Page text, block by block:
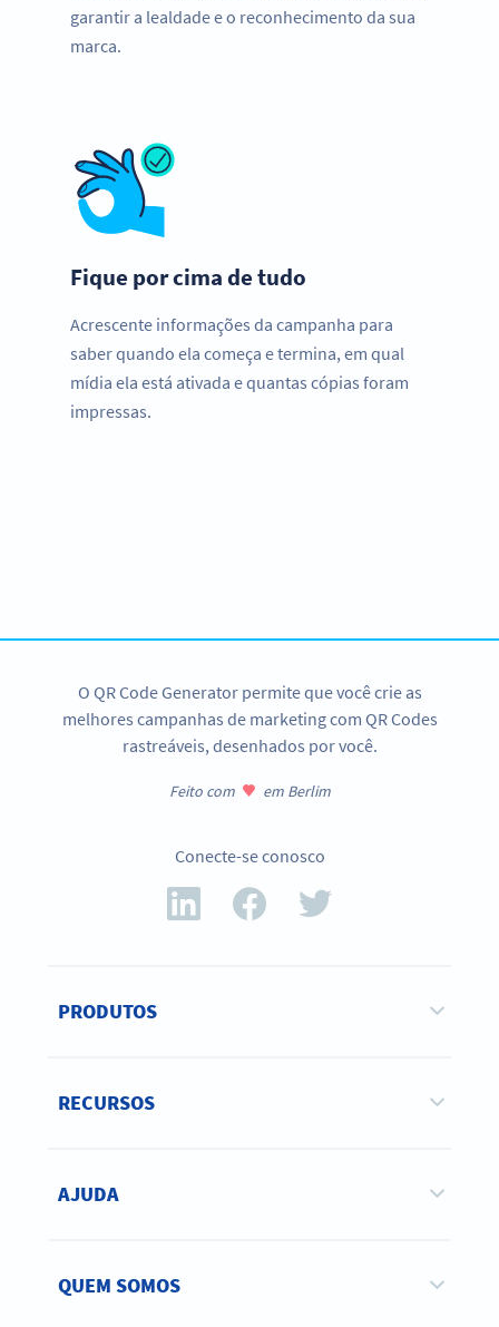
garantir a lealdade e o reconhecimento da sua
marca.
Fique por cima de tudo
Acrescente informações da campanha para
saber quando ela começa e termina, em qual
mídia ela está ativada e quantas cópias foram
impressas.
O QR Code Generator permite que você crie as
melhores campanhas de marketing com QR Codes
rastreáveis, desenhados por você.
Feito com em Berlim
Conecte-se conosco
PRODUTOS
RECURSOS
AJUDA
QUEM SOMOS